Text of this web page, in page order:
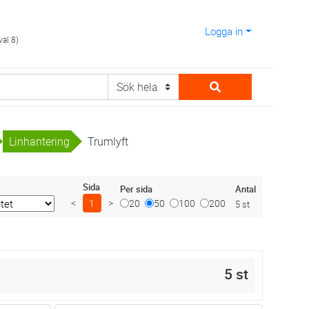
8)
Logga in
Linhantering Trumlyft
Sida
< 1 >
Per sida
20 50 100 200
Antal
5 st
5 st